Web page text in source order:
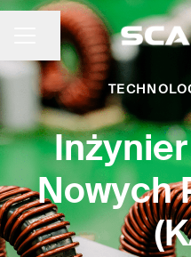
MENU KARIERY
Udostępnij stronę
Nowych